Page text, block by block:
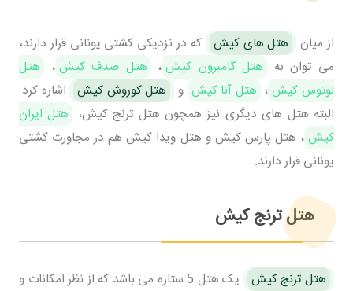
از میان هتل های کیش که در نزدیکی کشتی یونانی قرار دارند،
می توان به
هتل گامبرون کیش ، هتل صدف کیش ،
هتل
لوتوس کیش ، هتل آنا کیش و هتل کوروش کیش اشاره کرد.
البته هتل های دیگری نیز همچون هتل ترنج کیش، هتل ایران
کیش، هتل پارس کیش و هتل ویدا کیش هم در مجاورت کشتی
یونانی قرار دارند.
هتل ترنج کیش
هتل ترنج کیش
یک هتل 5 ستاره می باشد که از نظر امکانات و